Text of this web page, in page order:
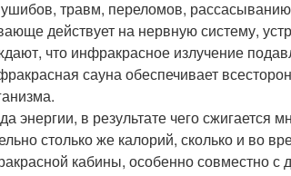
травм, переломов,
действует на нервную систему,
что инфракрасное излучение
сауна обеспечивает
энергии, в результате чего сжигается
столько же калорий, сколько и во
кабины, особенно совместно с